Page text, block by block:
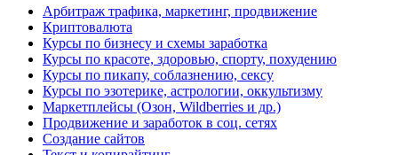
Арбитраж трафика, маркетинг, продвижение
Криптовалюта
Курсы по бизнесу и схемы заработка
Курсы по красоте, здоровью, спорту, похудению
Курсы по пикапу, соблазнению, сексу
Курсы по эзотерике, астрологии, оккультизму
Маркетплейсы (Озон, Wildberries и др.)
Продвижение и заработок в соц. сетях
Создание сайтов